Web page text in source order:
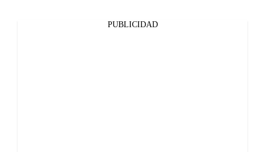
PUBLICIDAD